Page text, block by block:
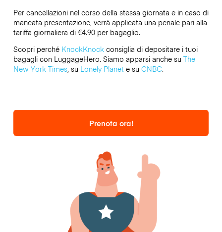
Per cancellazioni nel corso della stessa giornata e in caso di
mancata presentazione, verrà applicata una penale pari alla
tariffa giornaliera di €4.90 per bagaglio.
Scopri perché KnockKnockconsiglia di depositare i tuoi
bagagli con LuggageHero. Siamo apparsi anche su The
New York Times, su Lonely Planete su CNBC.
Prenota ora!